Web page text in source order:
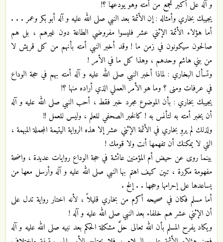
و آله على أكبر تجمع من أمته وهو يودعها ؟!
يجيبك بخاري وأمثاله : إن الأئمة بعد النبي صلى الله عليه و آله أبو بكر وعمر . . .
أما هؤلاء الأئمة الإثني عشر فليسوا مفروضي الطاعة دون غيرهم ، بل هم
صالحون سيكونون في زمن ما ! وقد أخبر النبي أمته بأنهم من كل قريش لا
من بني هاشم وحدهم ، وهذا كل ما في الأمر !
وتسأل البخاري : لماذا أخبر النبي صلى الله عليه و آله أمته بهم في حجة الوداع
في عرفات ومنى ؟ وما هو الأمر العملي الذي أراده منها ؟!
يجيبك بخاري : بأن الموضوع مجرد خبر فقط ، أحب النبي صلى الله عليه و آله
أن يخبر أمته به لتأنس به ! كالخبر الصحفي للعلم ، وليس للعمل !!
ولذلك لم يروِ بخاري في الأئمة الإثني عشر إلا هذه الرواية اليتيمة المجملة المبهمة ،
التي لا يمكنك أن تفهمها أنت ولا قومك !
بينما روى عن حيض أم المؤمنين عائشة في حجة الوداع روايات عديدة ، واضحة
مفهومة مكررة ، تبين كيف اهتم بها النبي صلى الله عليه و آله وأرسل معها من
يساعدها على إحرامها وحجها . . إلخ .
أما مسلم فكان في صحيحه أكرم من بخاري قليلاً ، لأنه اختار رواية تدل على
أن الإثني عشر هم خلفاء بعد النبي صلى الله عليه و آله !
ويكاد يفرح المسلم بأن الله تعالى حلَّ مشكلة الحكم بعد نبيه صلى الله عليه و آله